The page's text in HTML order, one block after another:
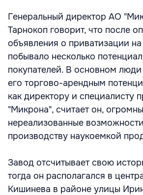
Генеральный директор АО
Тарнокоп говорит, что после
объявления о приватизации
побывало несколько
покупателей. В основном
его торгово-арендным
как директору и специалисту
"Микрона", считает он,
нереализованные
производству наукоемкой
Завод отсчитывает свою
тогда он располагался в
Кишинева в районе улицы